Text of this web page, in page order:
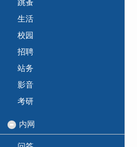
生活
校园
招聘
站务
影音
考研
内网